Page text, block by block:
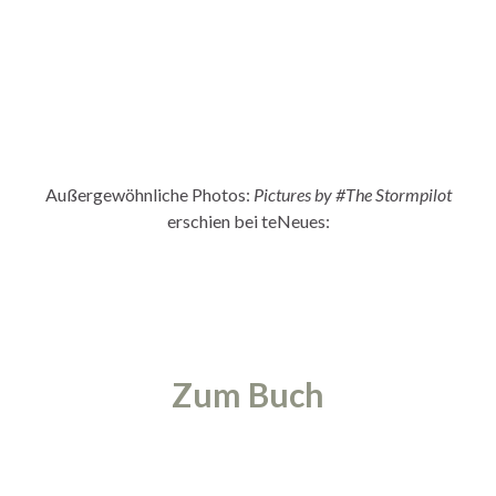
Außergewöhnliche Photos: Pictures by#The Stormpilot
erschien bei teNeues:
Zum Buch